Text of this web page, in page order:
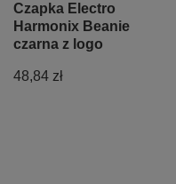
Czapka Electro
Harmonix Beanie
czarna z logo
48,84 zł